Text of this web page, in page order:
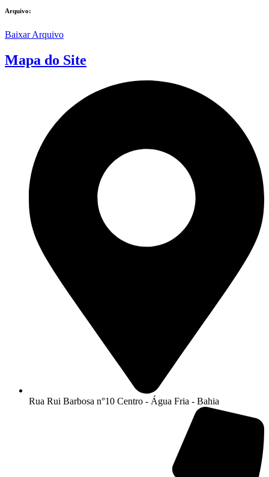
Arquivo:
Baixar Arquivo
Mapa do Site
Rua Rui Barbosa n°10 Centro - Água Fria - Bahia